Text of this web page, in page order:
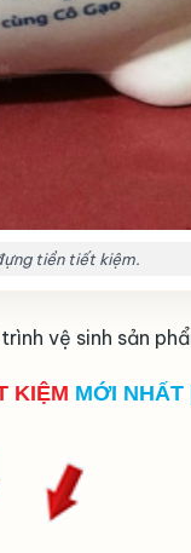
tiền tiết kiệm.
vệ sinh sản
KIỆM MỚI